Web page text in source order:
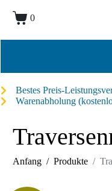
0
Bestes Preis-
Warenabholung
Anfang Produkte